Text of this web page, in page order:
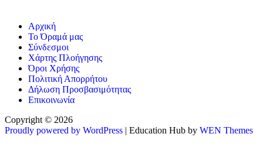
Αρχική
Το Όραμά μας
Σύνδεσμοι
Χάρτης Πλοήγησης
Όροι Χρήσης
Πολιτική Απορρήτου
Δήλωση Προσβασιμότητας
Επικοινωνία
Copyright © 2026
Proudly powered by WordPress | Education Hub by WEN Themes